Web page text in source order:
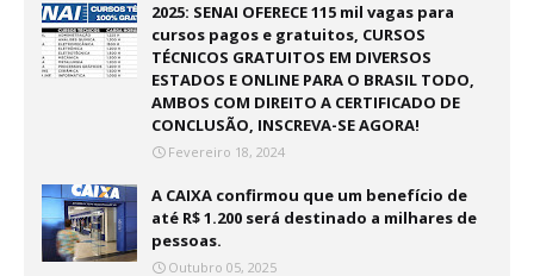
2025: SENAI OFERECE 115 mil vagas para
cursos pagos e gratuitos, CURSOS
TÉCNICOS GRATUITOS EM DIVERSOS
ESTADOS E ONLINE PARA O BRASIL TODO,
AMBOS COM DIREITO A CERTIFICADO DE
CONCLUSÃO, INSCREVA-SE AGORA!
Fevereiro 18, 2024
A CAIXA confirmou que um benefício de
até R$ 1.200 será destinado a milhares de
pessoas.
Outubro 05, 2025